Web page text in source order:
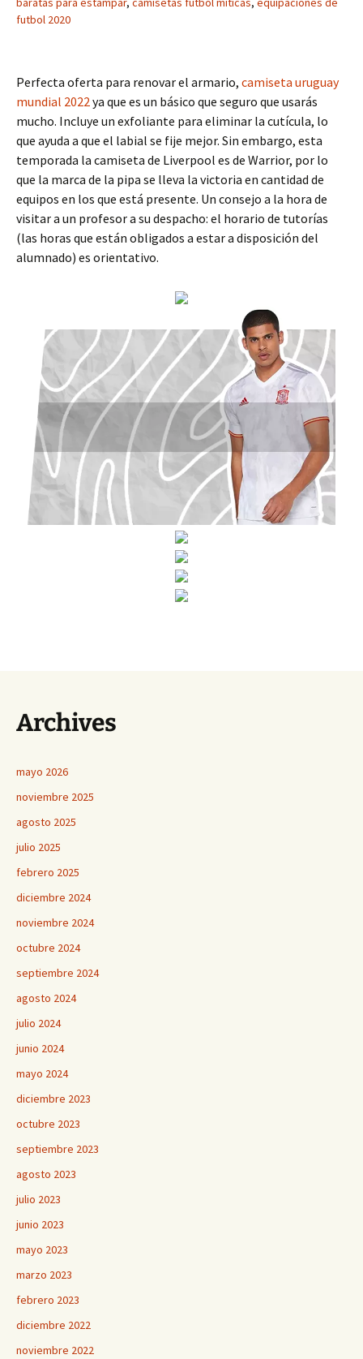
futbol 2020
Perfecta oferta para renovar el armario, camiseta uruguay
mundial 2022ya que es un básico que seguro que usarás
mucho. Incluye un exfoliante para eliminar la cutícula, lo
que ayuda a que el labial se fije mejor. Sin embargo, esta
temporada la camiseta de Liverpool es de Warrior, por lo
que la marca de la pipa se lleva la victoria en cantidad de
equipos en los que está presente. Un consejo a la hora de
visitar a un profesor a su despacho: el horario de tutorías
(las horas que están obligados a estar a disposición del
alumnado) es orientativo.
Archives
mayo 2026
noviembre 2025
agosto 2025
julio 2025
febrero 2025
diciembre 2024
noviembre 2024
octubre 2024
septiembre 2024
agosto 2024
julio 2024
junio 2024
mayo 2024
diciembre 2023
octubre 2023
septiembre 2023
agosto 2023
julio 2023
junio 2023
mayo 2023
marzo 2023
febrero 2023
diciembre 2022
noviembre 2022